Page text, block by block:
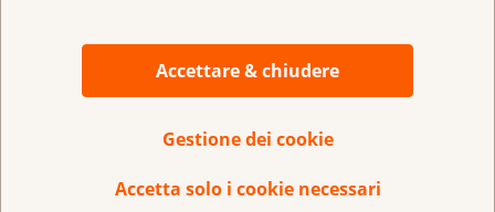
Accettare & chiudere
Gestione dei cookie
Accetta solo i cookie necessari
mostrati rafforzano la fondazione Ricerca svizzera
contro il cancro e la Lega svizzera contro il cancro nel
loro intento di promuovere la più ampia varietà
l’attività di promozione della ricerca di queste due
organizzazioni, che nell’anno trascorso hanno